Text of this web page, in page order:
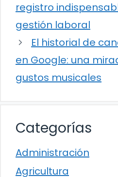
registro
gestión laboral
El historial de
en Google: una
gustos musicales
Categorías
Administración
Agricultura